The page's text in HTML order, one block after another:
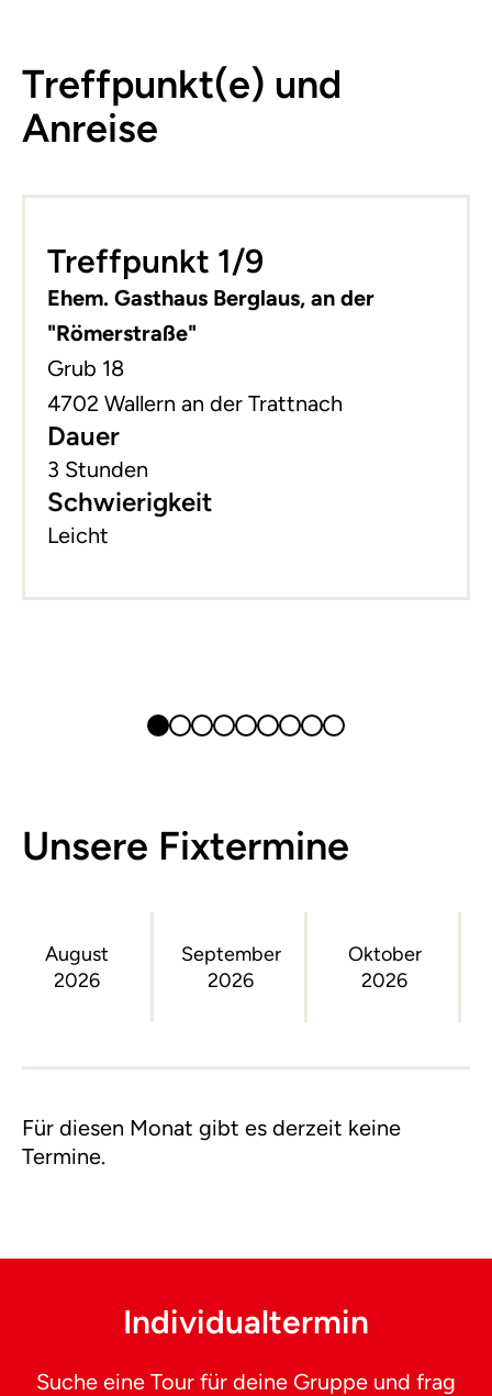
Treffpunkt(e) und
Anreise
−
Treffpunkt 1/9
Ehem. Gasthaus Berglaus, an der
"Römerstraße"
Grub 18
4702 Wallern an der Trattnach
Dauer
3 Stunden
Schwierigkeit
Leicht
Unsere Fixtermine
August
2026
September
2026
Oktober
2026
Für diesen Monat gibt es derzeit keine
Termine.
Individualtermin
Suche eine Tour für deine Gruppe und frag